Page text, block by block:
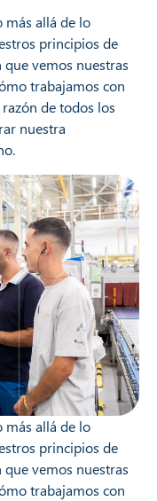
allá de lo
principios de
vemos nuestras
trabajamos con
de todos los
nuestra
allá de lo
principios de
vemos nuestras
trabajamos con